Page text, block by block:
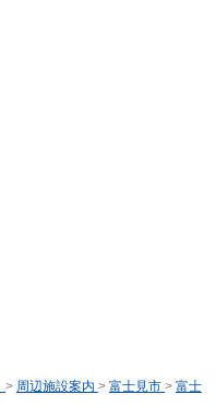
> 周辺施設案内 > 富士見市 > 富士